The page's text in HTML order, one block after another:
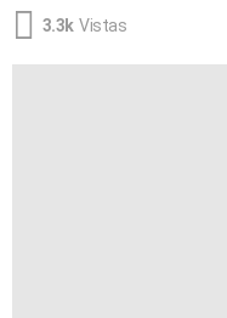
3.3k Vistas